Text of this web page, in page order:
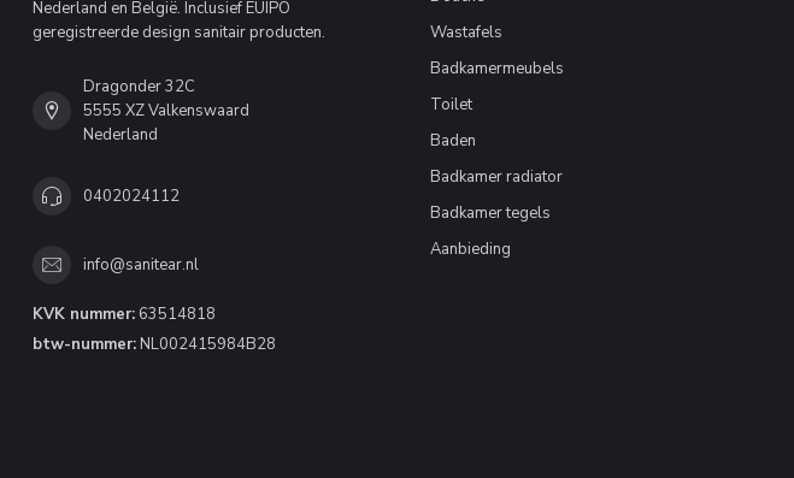
Nederland en België. Inclusief EUIPO
geregistreerde design sanitair producten.
Dragonder 32C
5555 XZ Valkenswaard
Nederland
0402024112
info@sanitear.nl
KVK nummer: 63514818
btw-nummer: NL002415984B28
Wastafels
Badkamermeubels
Toilet
Baden
Badkamer radiator
Badkamer tegels
Aanbieding